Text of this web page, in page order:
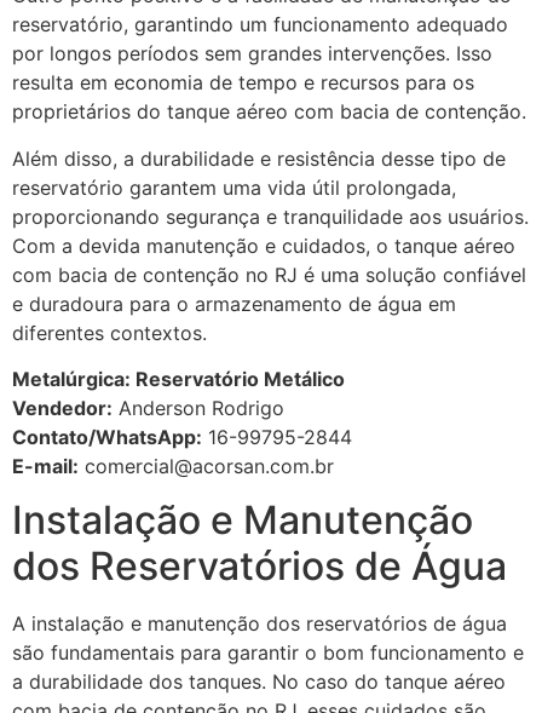
reservatório, garantindo um funcionamento adequado
por longos períodos sem grandes intervenções. Isso
resulta em economia de tempo e recursos para os
proprietários do tanque aéreo com bacia de contenção.
Além disso, a durabilidade e resistência desse tipo de
reservatório garantem uma vida útil prolongada,
proporcionando segurança e tranquilidade aos usuários.
Com a devida manutenção e cuidados, o tanque aéreo
com bacia de contenção no RJ é uma solução confiável
e duradoura para o armazenamento de água em
diferentes contextos.
Metalúrgica: Reservatório Metálico
Vendedor: Anderson Rodrigo
Contato/WhatsApp: 16-99795-2844
E-mail: comercial@acorsan.com.br
Instalação e Manutenção
dos Reservatórios de Água
A instalação e manutenção dos reservatórios de água
são fundamentais para garantir o bom funcionamento e
a durabilidade dos tanques. No caso do tanque aéreo